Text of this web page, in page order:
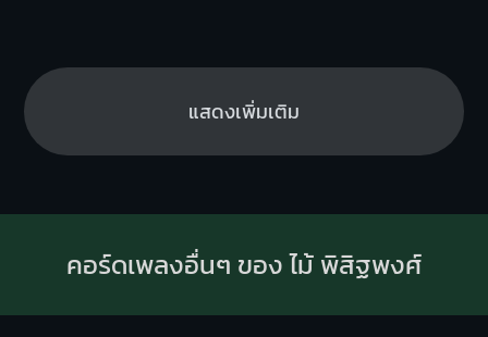
แสดงเพิ่มเติม
คอร์ดเพลงอื่นๆ ของ ไม้ พิสิฐพงศ์